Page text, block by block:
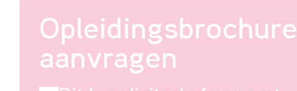
Opleidingsbrochure
aanvragen